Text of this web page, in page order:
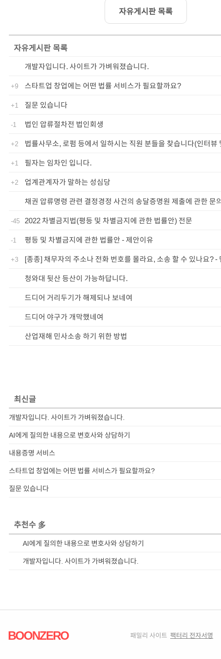
자유게시판 목록
자유게시판목록
개발자입니다. 사이트가 가벼워졌습니다.
+9 스타트업 창업에는 어떤 법률 서비스가 필요할까요?
+1 질문 있습니다
-1 법인 압류절차전 법인회생
+2 법률사무소, 로펌 등에서 일하시는 직원 분들을 찾습니다(인터뷰
+1 필자는 임차인 입니다.
+2
업계관계자가 말하는 성심당
채권 압류명령 관련 결정경정 사건의 송달증명원 제출에 관한 문
-45 2022 차별금지법(평등 및 차별금지에 관한 법률안) 전문
-1 평등 및 차별금지에 관한 법률안 - 제안이유
+3
[종종] 채무자의 주소나 전화 번호를 몰라요, 소송 할 수 있나요? -
청와대 뒷산 등산이 가능하답니다.
드디어 거리두기가 해제되나 보네여
드디어 야구가 개막했네여
산업재해 민사소송 하기 위한 방법
최신글
개발자입니다. 사이트가 가벼워졌습니다.
AI에게 질의한 내용으로 변호사와 상담하기
내용증명 서비스
스타트업 창업에는 어떤 법률 서비스가 필요할까요?
질문 있습니다
추천수 多
AI에게 질의한 내용으로 변호사와 상담하기
개발자입니다. 사이트가 가벼워졌습니다.
BOONZERO 패밀리 사이트 팩터리 전자서명